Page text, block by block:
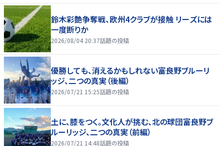
鈴木彩艶争奪戦、欧州4クラブが接触 リーズには
一度断りか
2026/08/04 20:37話題の投稿
優勝しても、消えるかもしれない――富良野ブルーリ
ッジ、二つの真実（後編）
2026/07/21 15:25話題の投稿
土に、膝をつく。文化人が挑む、北の球団――富良野ブ
ルーリッジ、二つの真実（前編）
2026/07/21 14:48話題の投稿